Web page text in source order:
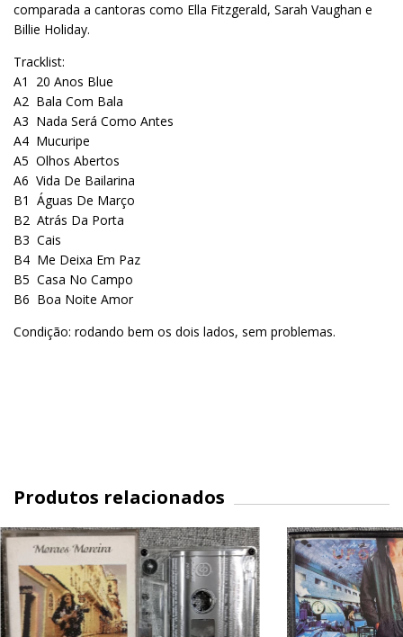
comparada a cantoras como Ella Fitzgerald, Sarah Vaughan e
Billie Holiday.
Tracklist:
A1
20 Anos Blue
A2 Bala Com Bala
A3 Nada Será Como Antes
A4 Mucuripe
A5 Olhos Abertos
A6 Vida De Bailarina
B1 Águas De Março
B2 Atrás Da Porta
B3 Cais
B4 Me Deixa Em Paz
B5 Casa No Campo
B6 Boa Noite Amor
Condição: rodando bem os dois lados, sem problemas.
Produtos relacionados